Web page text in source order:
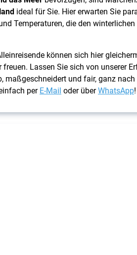
ideal für Sie. Hier erwarten Sie
Temperaturen, die den
können sich hier
freuen. Lassen Sie sich von unserer
maßgeschneidert und fair, ganz nach
perE-Mail oder überWhatsApp!